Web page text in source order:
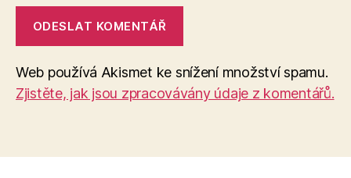
Web používá Akismet ke snížení množství spamu.
Zjistěte, jak jsou zpracovávány údaje z komentářů.